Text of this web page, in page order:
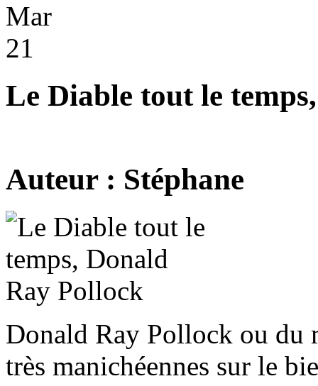
Mar
21
Le Diable tout le
Auteur : Stéphane
Donald Ray Pollock ou du
très manichéennes sur le